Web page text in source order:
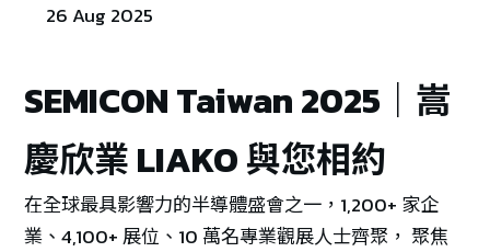
26 Aug 2025
SEMICON Taiwan 2025｜嵩
慶欣業 LIAKO 與您相約
在全球最具影響力的半導體盛會之一，1,200+ 家企
業、4,100+ 展位、10 萬名專業觀展人士齊聚， 聚焦